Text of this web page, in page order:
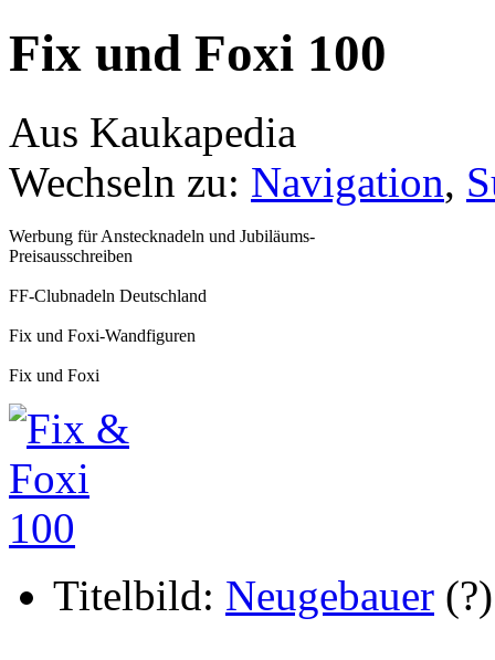
Fix und Foxi 100
Aus Kaukapedia
Wechseln zu: Navigation,
Werbung für Anstecknadeln und Jubiläums-
Preisausschreiben
FF-Clubnadeln Deutschland
Fix und Foxi-Wandfiguren
Fix und Foxi
Titelbild: Neugebauer (?)